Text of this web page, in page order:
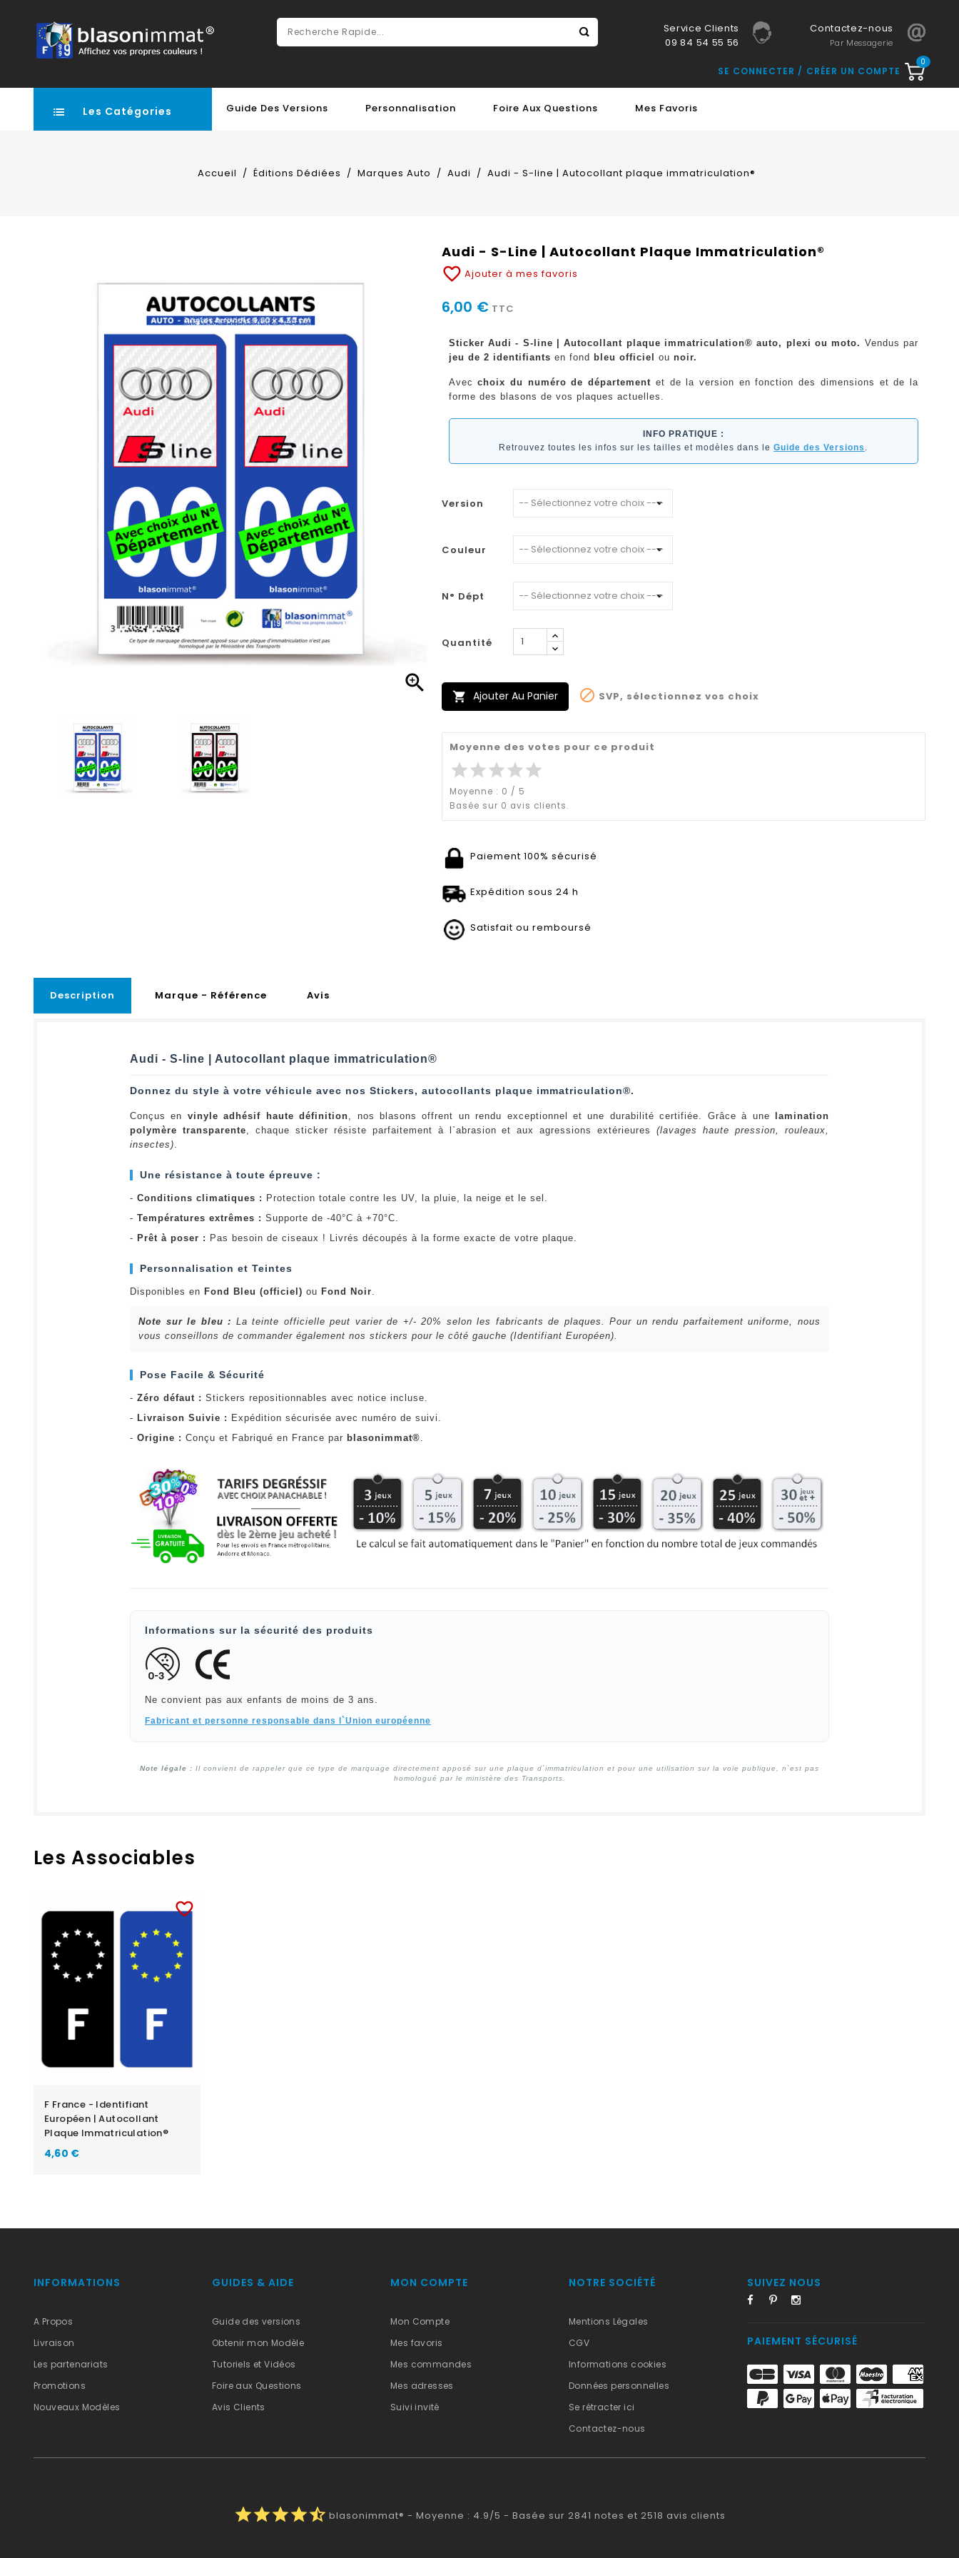
Service Clients
09 84 54 55 56
Contactez-nous
Par Messagerie
0
SE CONNECTER CRÉER UN COMPTE
Les Catégories Guide Des Versions Personnalisation Foire Aux Questions Mes Favoris
Accueil Éditions Dédiées Marques Auto Audi Audi - S-line | Autocollant plaque immatriculation®

Audi - S-Line | Autocollant Plaque Immatriculation®
favorite_border Ajouter à mes favoris
6,00 € TTC
Sticker Audi - S-line | Autocollant plaque immatriculation® auto, plexi ou moto. Vendus par
jeu de 2 identifiants en fond bleu officiel ou noir.
Avecchoix du numéro de département et de la version en fonction des dimensions et de la
forme des blasons de vos plaques actuelles.
INFO PRATIQUE :
Retrouvez toutes les infos sur les tailles et modèles dans leGuide des Versions
Version
Couleur
N° Dépt
Quantité
 Ajouter Au Panier  SVP, sélectionnez vos choix
Moyenne des votes pour ce produit
starstarstarstarstar
Moyenne : 0 / 5
Basée sur 0 avis clients.
Paiement 100% sécurisé
Expédition sous 24 h
Satisfait ou remboursé
Description Marque - Référence Avis
Audi - S-line | Autocollant plaque immatriculation®
Donnez du style à votre véhicule avec nos Stickers, autocollants plaque immatriculation®.
Conçus en vinyle adhésif haute définition , nos blasons offrent un rendu exceptionnel et une durabilité certifiée. Grâce à une
lamination
polymère transparente , chaque sticker résiste parfaitement à l`abrasion et aux agressions extérieures(lavages haute pression, rouleaux,
insectes)
Une résistance à toute épreuve :
- Conditions climatiques : Protection totale contre les UV, la pluie, la neige et le sel.
- Températures extrêmes : Supporte de -40°C à +70°C.
- Prêt à poser : Pas besoin de ciseaux ! Livrés découpés à la forme exacte de votre plaque.
Personnalisation et Teintes
Disponibles en Fond Bleu (officiel) ou Fond Noir
Note sur le bleu : La teinte officielle peut varier de +/- 20% selon les fabricants de plaques. Pour un rendu parfaitement uniforme, nous
vous conseillons de commander également nos stickers pour le côté gauche (Identifiant Européen).
Pose Facile & Sécurité
- Zéro défaut : Stickers repositionnables avec notice incluse.
- Livraison Suivie : Expédition sécurisée avec numéro de suivi.
- Origine : Conçu et Fabriqué en France par blasonimmat®
Informations sur la sécurité des produits
Ne convient pas aux enfants de moins de 3 ans.
Fabricant et personne responsable dans l`Union européenne
Note légale : Il convient de rappeler que ce type de marquage directement apposé sur une plaque d`immatriculation et pour une utilisation sur la voie publique, n`est pas
homologué par le ministère des Transports.
Les Associables
favorite_border
F France - Identifiant
Européen | Autocollant
Plaque Immatriculation®
Prix
4,60 €
INFORMATIONS
A Propos
Livraison
Les partenariats
Promotions
Nouveaux Modèles
GUIDES & AIDE
Guide des versions
Obtenir mon Modèle
Tutoriels et Vidéos
Foire aux Questions
Avis Clients
MON COMPTE
Mon Compte
Mes favoris
Mes commandes
Mes adresses
Suivi invité
NOTRE SOCIÉTÉ
Mentions Légales
CGV
Informations cookies
Données personnelles
Se rétracter ici
Contactez-nous
SUIVEZ NOUS
PAIEMENT SÉCURISÉ
starstarstarstarstar_half blasonimmat® - Moyenne : 4.9/5 - Basée sur 2841 notes et 2518 avis clients